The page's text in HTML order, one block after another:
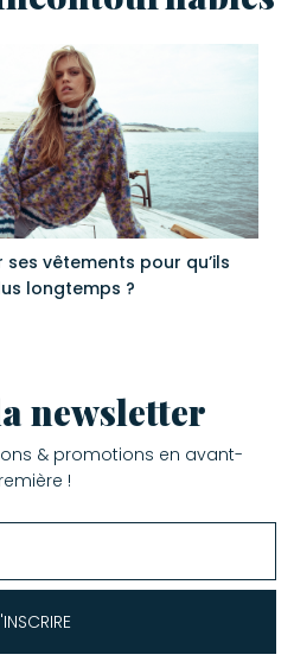
vêtements pour qu’ils
longtemps ?
newsletter
& promotions en avant-
!